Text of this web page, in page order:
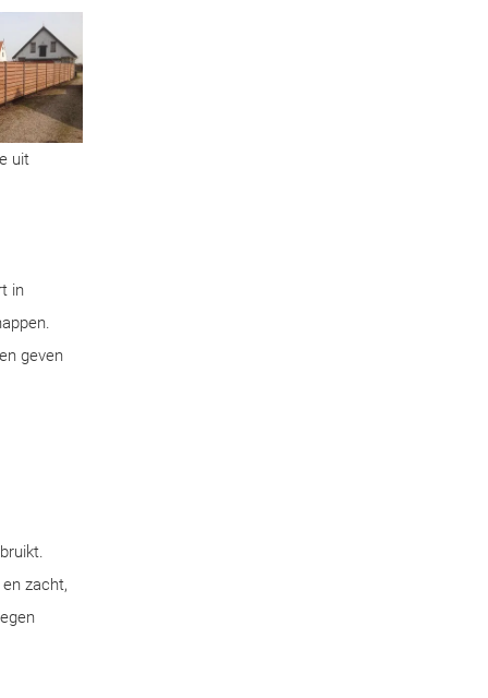
uit
in
geven
zacht,